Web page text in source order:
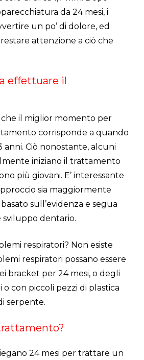
da 24 mesi, i
un po’ di dolore, ed
attenzione a ciò che
effettuare il
che il miglior momento per
corrisponde a quando
anni. Ciò nonostante, alcuni
iniziano il trattamento
più giovani. E’ interessante
sia maggiormente
sull’evidenza e segua
dentario.
respiratori? Non esiste
respiratori possano essere
bracket per 24 mesi, o degli
con piccoli pezzi di plastica
serpente.
24 mesi per trattare un